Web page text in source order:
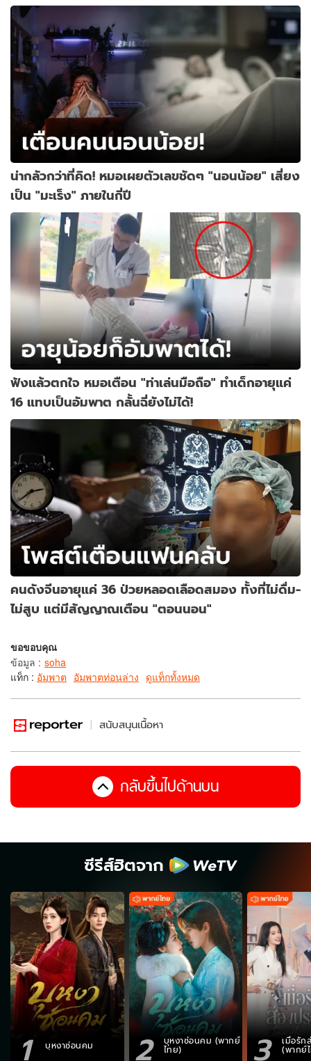
น่ากลัวกว่าที่คิด! หมอเผยตัวเลขชัดๆ "นอนน้อย" เสี่ยง
เป็น "มะเร็ง" ภายในกี่ปี
ฟังแล้วตกใจ หมอเตือน "ท่าเล่นมือถือ" ทำเด็กอายุแค่
16 แทบเป็นอัมพาต กลั้นฉี่ยังไม่ได้!
คนดังจีนอายุแค่ 36 ป่วยหลอดเลือดสมอง ทั้งที่ไม่ดื่ม-
ไม่สูบ แต่มีสัญญาณเตือน "ตอนนอน"
ขอขอบคุณ
ข้อมูล : soha
แท็ก : อัมพาต อัมพาตท่อนล่าง ดูแท็กทั้งหมด
สนับสนุนเนื้อหา
กลับขึ้นไปด้านบน
ซีรีส์ฮิตจาก
1 บุหงาซ่อนคม 2 บุหงาซ่อนคม (พากย์
ไทย) 3 เมื่อรัก
(พากย์